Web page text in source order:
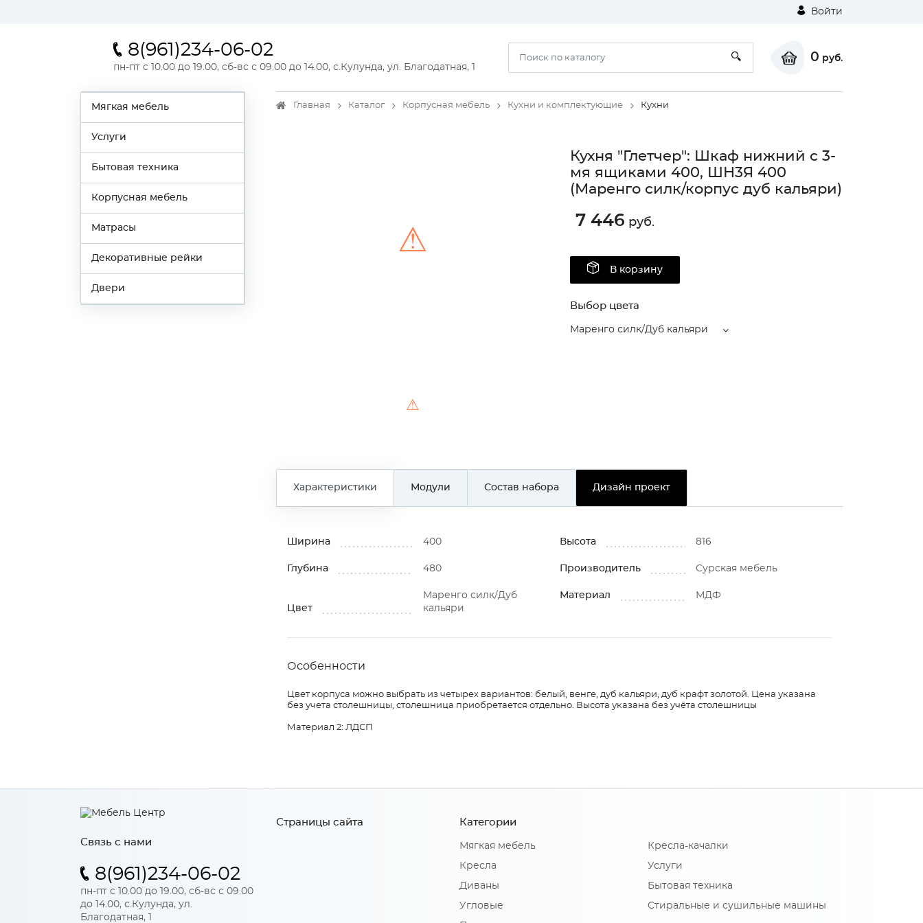
Войти
8(961)234-06-02
пн-пт с 10.00 до 19.00, сб-вс с 09.00 до 14.00, с.Кулунда, ул. Благодатная, 1
0 руб.
Мягкая мебель
Услуги
Бытовая техника
Корпусная мебель
Матрасы
Декоративные рейки
Двери
Главная Каталог Корпусная мебель Кухни и комплектующие Кухни
⚠
⚠
Кухня "Глетчер": Шкаф нижний с 3-
мя ящиками 400, ШН3Я 400
(Маренго силк/корпус дуб кальяри)
7 446 руб.
В корзину
Выбор цвета
Маренго силк/Дуб кальяри
Характеристики Модули Состав набора Дизайн проект
Ширина 400 Высота 816
Глубина 480 Производитель Сурская мебель
Цвет
Маренго силк/Дуб
кальяри
Материал МДФ
Особенности
Цвет корпуса можно выбрать из четырех вариантов: белый, венге, дуб кальяри, дуб крафт золотой. Цена указана
без учета столешницы, столешница приобретается отдельно. Высота указана без учёта столешницы
Материал 2: ЛДСП
Связь с нами
8(961)234-06-02
пн-пт с 10.00 до 19.00, сб-вс с 09.00
до 14.00, с.Кулунда, ул.
Благодатная, 1
Страницы сайта Категории
Мягкая мебель
Кресла
Диваны
Угловые
Кресла-качалки
Услуги
Бытовая техника
Стиральные и сушильные машины